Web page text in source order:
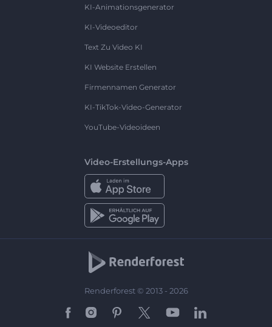
KI-Animationsgenerator
KI-Videoeditor
Text Zu Video KI
KI Website Erstellen
Firmennamen Generator
KI-TikTok-Video-Generator
YouTube-Videoideen
Video-Erstellungs-Apps
Renderforest © 2013 - 2026